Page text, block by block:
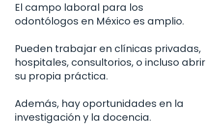
El campo laboral para los
odontólogos en México es amplio.
Pueden trabajar en clínicas privadas,
hospitales, consultorios, o incluso abrir
su propia práctica.
Además, hay oportunidades en la
investigación y la docencia.